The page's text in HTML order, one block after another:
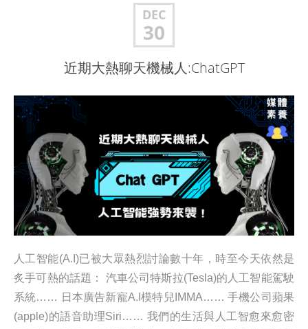
DEC
30
近期大熱聊天機械人:ChatGPT
人工智能(A.I)已被大眾熱烈討論數十年，時至今天依然是
炙手可熱的話題： 汽車公司特斯拉(Tesla)的人工智能駕駛
系統…… 日本廣告新寵A.I模特兒IMMA…… 手機公司蘋果
(apple)的語音助理Siri…… 我們的生活與人工智愈來愈密